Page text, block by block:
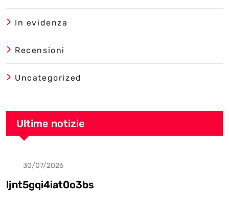
In evidenza
Recensioni
Uncategorized
Ultime notizie
Uncategorized
30/07/2026
ljnt5gqi4iat0o3bs